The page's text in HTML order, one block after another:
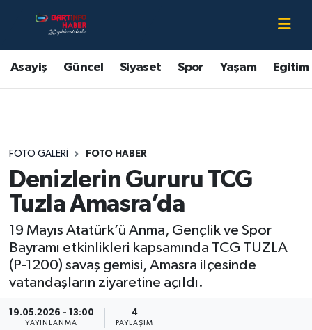
Asayiş Güncel Siyaset Spor Yaşam Eğitim
FOTO GALERI FOTO HABER
Denizlerin Gururu TCG
Tuzla Amasra’da
19 Mayıs Atatürk’ü Anma, Gençlik ve Spor
Bayramı etkinlikleri kapsamında TCG TUZLA
(P-1200) savaş gemisi, Amasra ilçesinde
vatandaşların ziyaretine açıldı.
19.05.2026 - 13:00
YAYINLANMA
4
PAYLAŞIM
Asayiş
Bartın Hakkında
Eğitim
Ekonomi
Güncel
Kültür-Sanat
Bartın Nöbetçi Eczaneler
Bartın Hava Durumu
Bartın Trafik Yoğunluk Haritası
Süper Lig Puan Durumu ve Fikstür
Tüm Manşetler
Son Dakika Haberleri